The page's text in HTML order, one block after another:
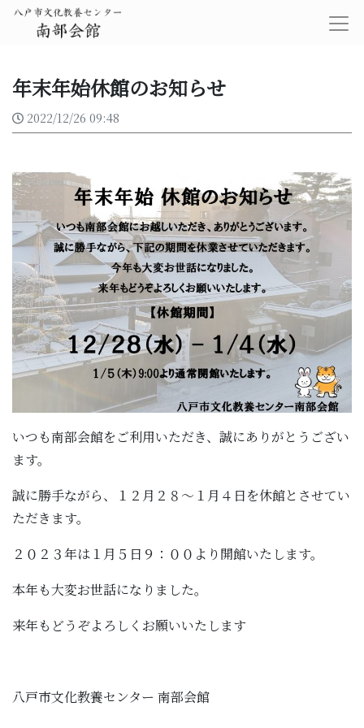
年末年始休館のお知らせ
2022/12/26 09:48
いつも南部会館をご利用いただき、誠にありがとうござい
ます。
誠に勝手ながら、１２月２８～１月４日を休館とさせてい
ただきます。
２０２３年は１月５日９：００より開館いたします。
本年も大変お世話になりました。
来年もどうぞよろしくお願いいたします
八戸市文化教養センター 南部会館